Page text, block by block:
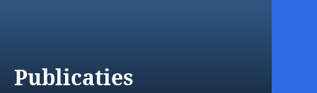
Publicaties